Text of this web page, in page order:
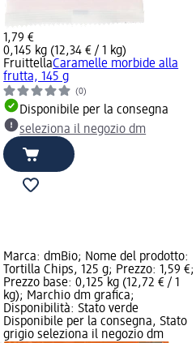
1,79 €
0,145 kg (12,34 € / 1 kg)
FruittellaCaramelle morbide alla
frutta, 145 g
(0)
Disponibile per la consegna
seleziona il negozio dm
Marca: dmBio; Nome del prodotto:
Tortilla Chips, 125 g; Prezzo: 1,59 €;
Prezzo base: 0,125 kg (12,72 € / 1
kg); Marchio dm grafica;
Disponibilità: Stato verde
Disponibile per la consegna, Stato
grigio seleziona il negozio dm